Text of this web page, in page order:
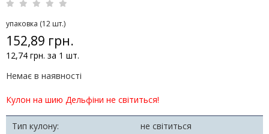
упаковка (12 шт.)
152,89 грн.
12,74 грн. за 1 шт.
Немає в наявності
Кулон на шию Дельфіни не світиться!
Тип кулону:
не світиться